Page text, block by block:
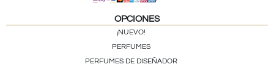
OPCIONES
¡NUEVO!
PERFUMES
PERFUMES DE DISEÑADOR